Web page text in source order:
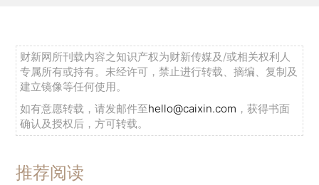
财新网所刊载内容之知识产权为财新传媒及/或相关权利人
专属所有或持有。未经许可，禁止进行转载、摘编、复制及
建立镜像等任何使用。
如有意愿转载，请发邮件至hello@caixin.com ，获得书面
确认及授权后，方可转载。
推荐阅读